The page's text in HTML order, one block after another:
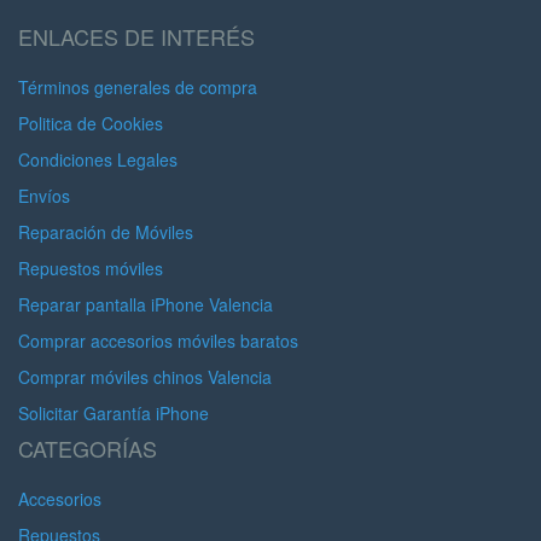
ENLACES DE INTERÉS
Términos generales de compra
Politica de Cookies
Condiciones Legales
Envíos
Reparación de Móviles
Repuestos móviles
Reparar pantalla iPhone Valencia
Comprar accesorios móviles baratos
Comprar móviles chinos Valencia
Solicitar Garantía iPhone
CATEGORÍAS
Accesorios
Repuestos